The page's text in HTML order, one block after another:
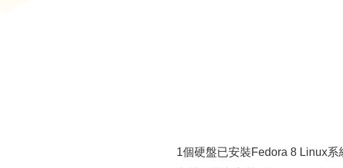
1個硬盤已安裝Fedora 8 Linux系